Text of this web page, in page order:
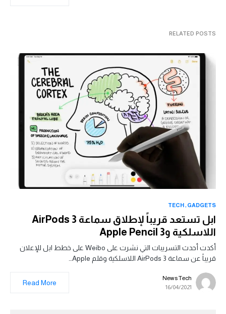
RELATED POSTS
GADGETS
TECH
ابل تستعد قريباً لإطلاق سماعة AirPods 3
اللاسلكية وApple Pencil 3
أكدت أحدث التسريبات التي نشرت على Weibo على خطط ابل للإعلان
قريباً عن سماعة AirPods 3 اللاسلكية وقلم Apple…
News Tech
16/04/2021
Read More